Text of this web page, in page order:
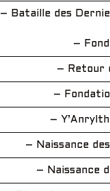
– Bataille des
–
– Retour
–
–
– Naissance
– Naissance